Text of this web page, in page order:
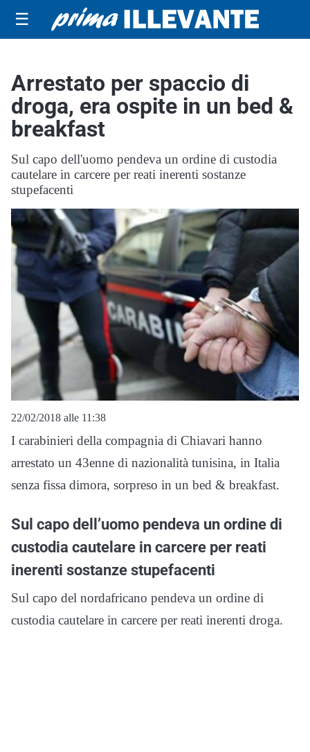
☰
Arrestato per spaccio di
droga, era ospite in un bed &
breakfast
Sul capo dell'uomo pendeva un ordine di custodia
cautelare in carcere per reati inerenti sostanze
stupefacenti
22/02/2018 alle 11:38
I carabinieri della compagnia di Chiavari hanno
arrestato un 43enne di nazionalità tunisina, in Italia
senza fissa dimora, sorpreso in un bed & breakfast.
Sul capo dell’uomo pendeva un ordine di
custodia cautelare in carcere per reati
inerenti sostanze stupefacenti
Sul capo del nordafricano pendeva un ordine di
custodia cautelare in carcere per reati inerenti droga.